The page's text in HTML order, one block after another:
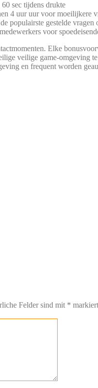
sec tij­dens drukte
4 uur uur voor moei­li­jke­re
popu­lairs­te gestel­de vra­gen
voor
Elke
vei­li­ge game-omge­ving
en fre­quent wor­den
Felder sind mit * markiert